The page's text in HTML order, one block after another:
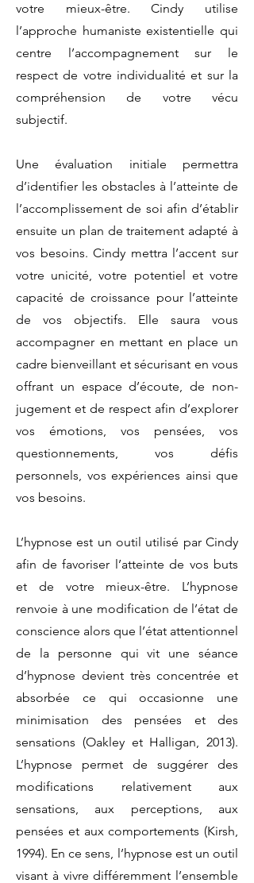
votre mieux-être. Cindy utilise
l’approche humaniste existentielle qui
centre l’accompagnement sur le
respect de votre individualité et sur la
compréhension de votre vécu
subjectif.
Une évaluation initiale permettra
d’identifier les obstacles à l’atteinte de
l’accomplissement de soi afin d’établir
ensuite un plan de traitement adapté à
vos besoins. Cindy mettra l’accent sur
votre unicité, votre potentiel et votre
capacité de croissance pour l’atteinte
de vos objectifs. Elle saura vous
accompagner en mettant en place un
cadre bienveillant et sécurisant en vous
offrant un espace d’écoute, de non-
jugement et de respect afin d’explorer
vos émotions, vos pensées, vos
questionnements, vos défis
personnels, vos expériences ainsi que
vos besoins.
L’hypnose est un outil utilisé par Cindy
afin de favoriser l’atteinte de vos buts
et de votre mieux-être. L’hypnose
renvoie à une modification de l’état de
conscience alors que l’état attentionnel
de la personne qui vit une séance
d’hypnose devient très concentrée et
absorbée ce qui occasionne une
minimisation des pensées et des
sensations (Oakley et Halligan, 2013).
L’hypnose permet de suggérer des
modifications relativement aux
sensations, aux perceptions, aux
pensées et aux comportements (Kirsh,
1994). En ce sens, l’hypnose est un outil
visant à vivre différemment l’ensemble